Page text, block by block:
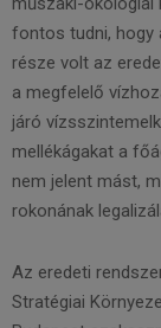
fontos tudni, hogy
része volt az
a megfelelő
járó
mellékágakat a
nem jelent mást,
rokonának
Az eredeti
Stratégiai